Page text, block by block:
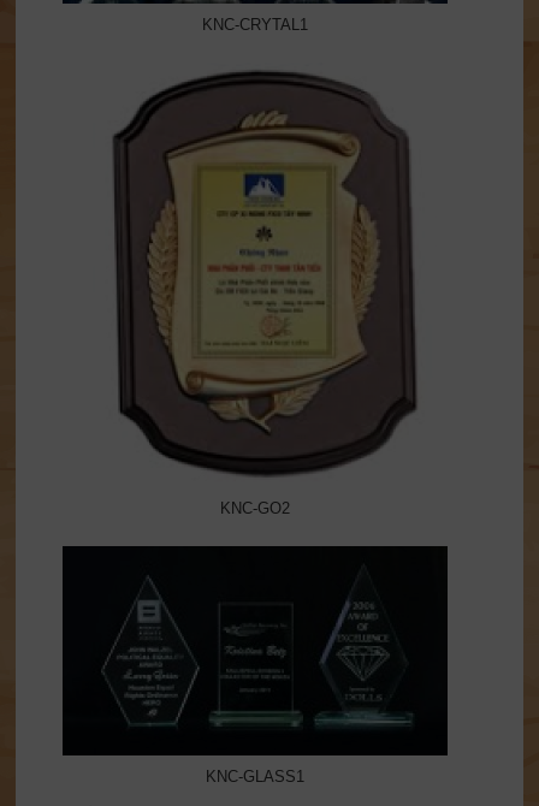
KNC-CRYTAL1
KNC-GO2
KNC-GLASS1